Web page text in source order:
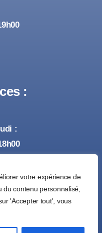
votre expérience de
contenu personnalisé,
'Accepter tout', vous
:
:
•Mentions Légales